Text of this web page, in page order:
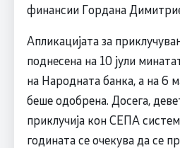
финансии Гордана
Апликацијата за
поднесена на 10 јули
на Народната банка, а на 6
беше одобрена. Досега,
приклучија кон СЕПА
годината се очекува да се